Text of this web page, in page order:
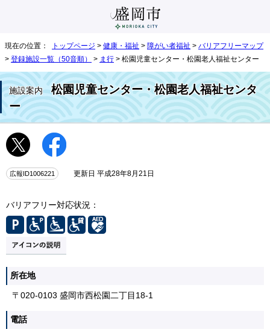
現在の位置： トップページ > 健康・福祉 > 障がい者福祉 > バリアフリーマップ
> 登録施設一覧（50音順） > ま行 > 松園児童センター・松園老人福祉センター
施設案内松園児童センター・松園老人福祉センタ
ー
広報ID1006221 更新日 平成28年8月21日
バリアフリー対応状況：
所在地
〒020-0103 盛岡市西松園二丁目18-1
電話